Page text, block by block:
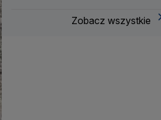
Zobacz wszystkie